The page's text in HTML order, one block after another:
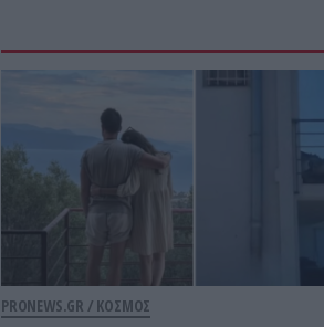
PRONEWS.GR / ΚΟΣΜΟΣ